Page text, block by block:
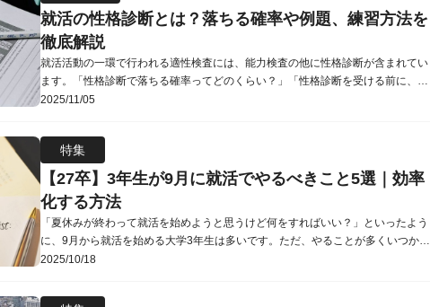
就活の性格診断とは？落ちる確率や例題、練習方法を
徹底解説
就活活動の一環で行われる適性検査には、能力検査の他に性格診断が含まれてい
ます。「性格診断で落ちる確率ってどのくらい？」「性格診断を受ける前に、例
題を見ておきたい」という就活生も多いのではないでしょうか。‌そこで本記事で
て徹底的に解説します。適性検査に対する不安を解消し、第一志望の会社からの
内定をつかみ取りましょう。適性検...
2025/11/05
特集
【27卒】3年生が9月に就活でやるべきこと5選｜効率
化する方法
「夏休みが終わって就活を始めようと思うけど何をすればいい？」といったよう
に、9月から就活を始める大学3年生は多いです。ただ、やることが多くいつから
何を始めれば良いかわからず悩む学生も多いでしょう。本記事では、大学3年生
いる人でも見られる記事になっているので、是非ご覧ください。大学3年生(27
2025/10/18